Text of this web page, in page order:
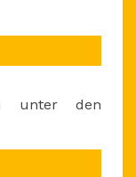
unter den